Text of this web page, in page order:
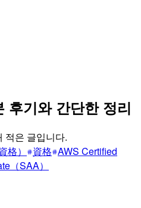
후기와 간단한 정리
적은 글입니다.
格） 資格 AWS Certified
（SAA）